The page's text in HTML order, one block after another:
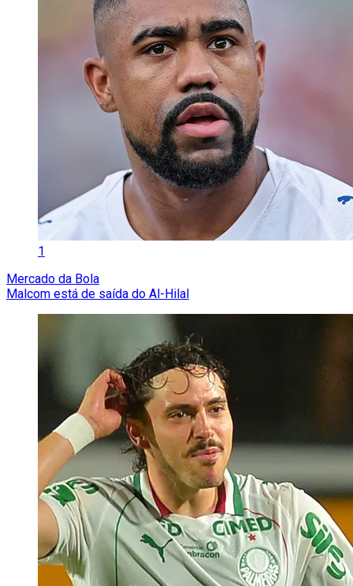
1
Mercado da Bola
Malcom está de saída do Al-Hilal